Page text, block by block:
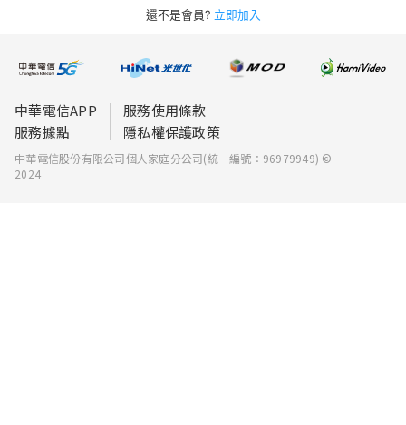
還不是會員? 立即加入
中華電信APP
服務據點
服務使用條款
隱私權保護政策
中華電信股份有限公司個人家庭分公司(統一編號：96979949) ©
2024